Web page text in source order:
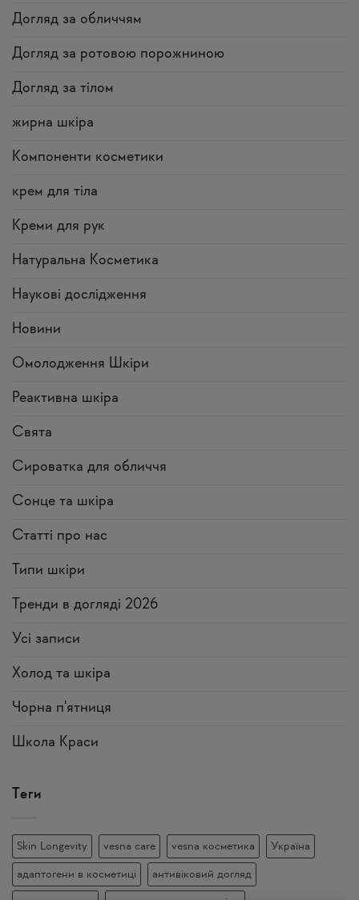
Догляд за обличчям
Догляд за ротовою порожниною
Догляд за тілом
жирна шкіра
Компоненти косметики
крем для тіла
Креми для рук
Натуральна Косметика
Наукові дослідження
Новини
Омолодження Шкіри
Реактивна шкіра
Свята
Сироватка для обличчя
Сонце та шкіра
Статті про нас
Типи шкіри
Тренди в догляді 2026
Усi записи
Холод та шкіра
Чорна п'ятниця
Школа Краси
Теги
Skin Longevity vesna care vesna косметика Україна
адаптогени в косметиці антивіковий догляд